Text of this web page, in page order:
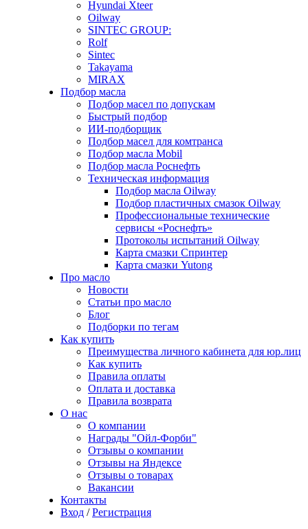
Hyundai Xteer
Oilway
SINTEC GROUP:
Rolf
Sintec
Takayama
MIRAX
Подбор масла
Подбор масел по допускам
Быстрый подбор
ИИ-подборщик
Подбор масел для комтранса
Подбор масла Mobil
Подбор масла Роснефть
Техническая информация
Подбор масла Oilway
Подбор пластичных смазок Oilway
Профессиональные технические
сервисы «Роснефть»
Протоколы испытаний Oilway
Карта смазки Спринтер
Карта смазки Yutong
Про масло
Новости
Статьи про масло
Блог
Подборки по тегам
Как купить
Преимущества личного кабинета для юр.лиц
Как купить
Правила оплаты
Оплата и доставка
Правила возврата
О нас
О компании
Награды "Ойл-Форби"
Отзывы о компании
Отзывы на Яндексе
Отзывы о товарах
Вакансии
Контакты
Вход / Регистрация